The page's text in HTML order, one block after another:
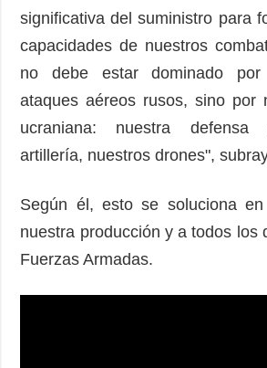
significativa del suministro para
capacidades de nuestros
no debe estar dominado
ataques aéreos rusos, sino por
ucraniana: nuestra defensa
artillería, nuestros drones",
Según él, esto se soluciona
nuestra producción y a todos los
Fuerzas Armadas.